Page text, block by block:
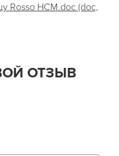
Rosso HCM.doc (doc,
ОТЗЫВ